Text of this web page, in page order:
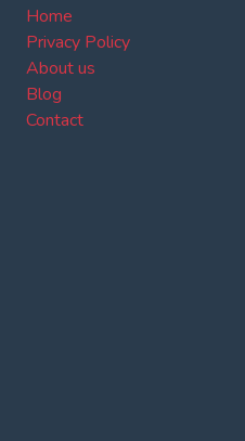
Home
Privacy Policy
About us
Blog
Contact